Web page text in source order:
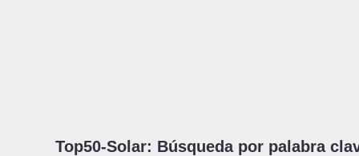
Top50-Solar: Búsqueda por palabra